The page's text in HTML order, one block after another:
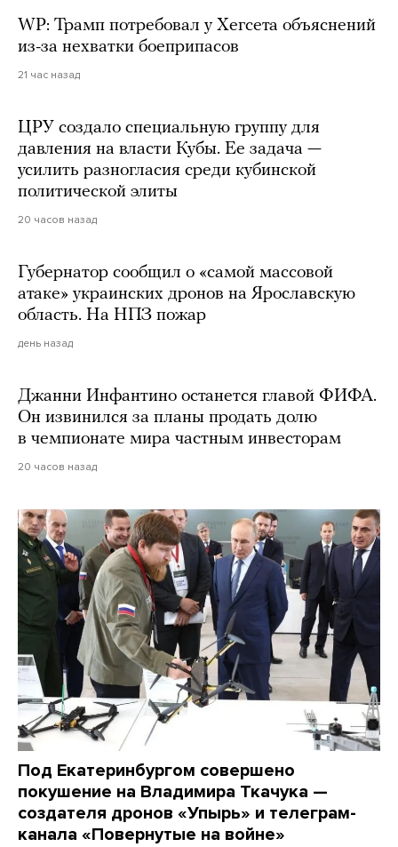
WP: Трамп потребовал у Хегсета объяснений
из-за нехватки боеприпасов
21 час назад
ЦРУ создало специальную группу для
давления на власти Кубы. Ее задача —
усилить разногласия среди кубинской
политической элиты
20 часов назад
Губернатор сообщил о «самой массовой
атаке» украинских дронов на Ярославскую
область. На НПЗ пожар
день назад
Джанни Инфантино останется главой ФИФА.
Он извинился за планы продать долю
в чемпионате мира частным инвесторам
20 часов назад
Под Екатеринбургом совершено
покушение на Владимира Ткачука —
создателя дронов «Упырь» и телеграм-
канала «Повернутые на войне»